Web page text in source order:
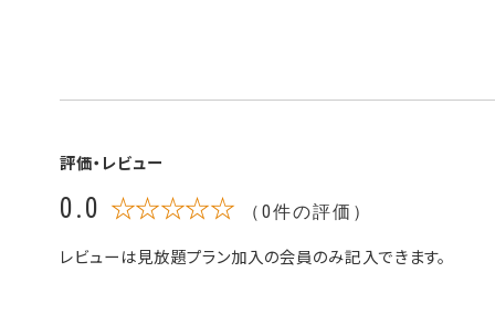
評価・レビュー
0.0 ☆☆☆☆☆ （0件の評価）
レビューは見放題プラン加入の会員のみ記入できます。